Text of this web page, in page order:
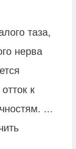
таза,
нерва
к
...